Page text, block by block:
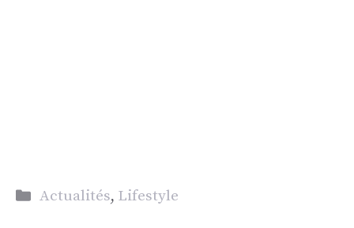
Catégories
Actualités, Lifestyle